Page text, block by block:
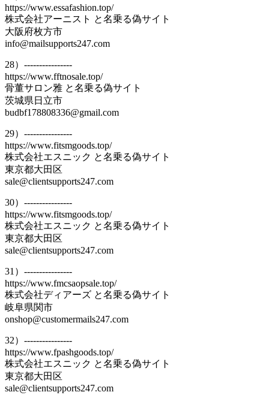
https://www.essafashion.top/
株式会社アーニスト と名乗る偽サイト
大阪府枚方市
info@mailsupports247.com
28）----------------
https://www.fftnosale.top/
骨董サロン雅 と名乗る偽サイト
茨城県日立市
budbf178808336@gmail.com
29）----------------
https://www.fitsmgoods.top/
株式会社エスニック と名乗る偽サイト
東京都大田区
sale@clientsupports247.com
30）----------------
https://www.fitsmgoods.top/
株式会社エスニック と名乗る偽サイト
東京都大田区
sale@clientsupports247.com
31）----------------
https://www.fmcsaopsale.top/
株式会社ディアーズ と名乗る偽サイト
岐阜県関市
onshop@customermails247.com
32）----------------
https://www.fpashgoods.top/
株式会社エスニック と名乗る偽サイト
東京都大田区
sale@clientsupports247.com